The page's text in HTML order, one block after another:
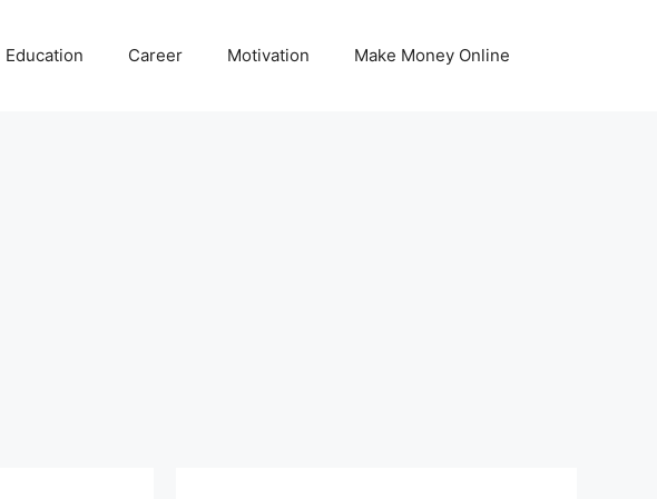
Education Career Motivation Make Money Online